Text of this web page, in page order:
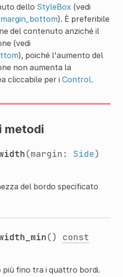
dello StyleBox (vedi
). È preferibile
del contenuto anziché il
(vedi
), poiché l'aumento del
non aumenta la
cliccabile per i Control.
metodi
(margin: Side)
del bordo specificato
() const
più fino tra i quattro bordi.